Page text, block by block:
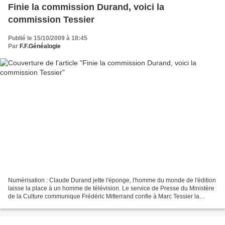
Finie la commission Durand, voici la
commission Tessier
Publié le 15/10/2009 à 18:45
Par F.F.Généalogie
Numérisation : Claude Durand jette l'éponge, l'homme du monde de l'édition
laisse la place à un homme de télévision. Le service de Presse du Ministère
de la Culture communique Frédéric Mitterrand confie à Marc Tessier la